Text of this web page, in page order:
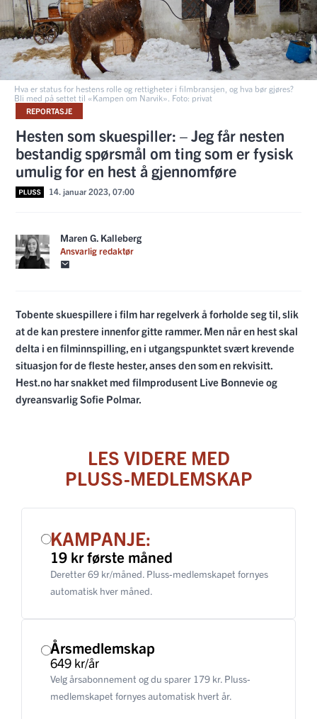
Hva er status for hestens rolle og rettigheter i filmbransjen, og hva bør gjøres?
Bli med på settet til «Kampen om Narvik». Foto: privat
REPORTASJE
Hesten som skuespiller: – Jeg får nesten
bestandig spørsmål om ting som er fysisk
umulig for en hest å gjennomføre
14. januar 2023, 07:00
Maren G. Kalleberg
Ansvarlig redaktør
Tobente skuespillere i film har regelverk å forholde seg til, slik
at de kan prestere innenfor gitte rammer. Men når en hest skal
delta i en filminnspilling, en i utgangspunktet svært krevende
situasjon for de fleste hester, anses den som en rekvisitt.
Hest.no har snakket med filmprodusent Live Bonnevie og
dyreansvarlig Sofie Polmar.
LES VIDERE MED
PLUSS-MEDLEMSKAP
KAMPANJE:
19 kr første måned
Deretter 69 kr/måned. Pluss-medlemskapet fornyes
automatisk hver måned.
Årsmedlemskap
649 kr/år
Velg årsabonnement og du sparer 179 kr. Pluss-
medlemskapet fornyes automatisk hvert år.